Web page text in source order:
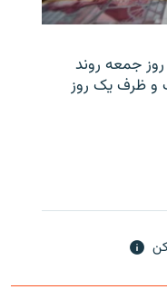
روز جمعه روند
و ظرف یک روز